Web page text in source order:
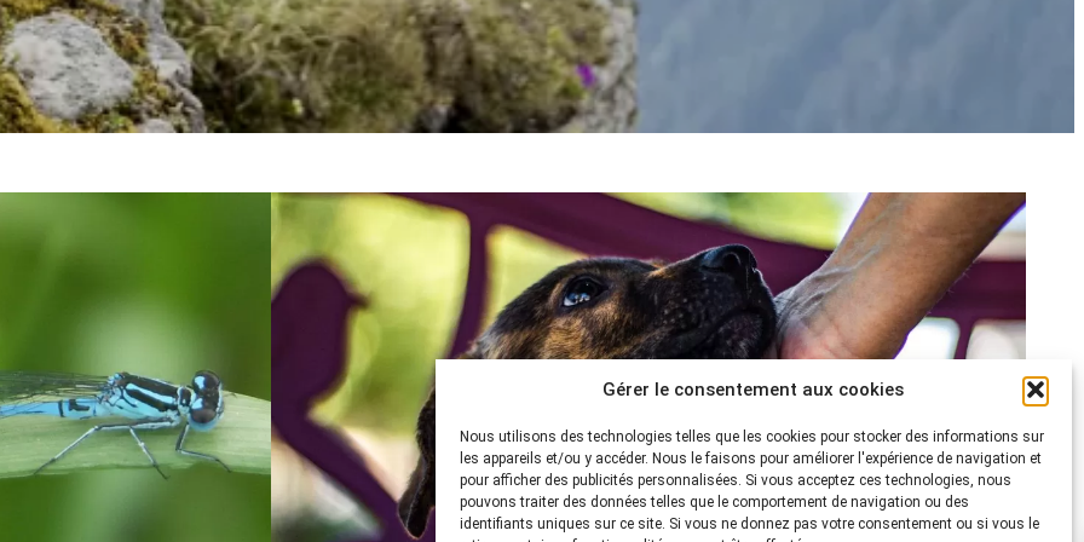
Gérer le consentement aux cookies
Nous utilisons des technologies telles que les cookies pour stocker des informations sur
les appareils et/ou y accéder. Nous le faisons pour améliorer l'expérience de navigation et
pour afficher des publicités personnalisées. Si vous acceptez ces technologies, nous
pouvons traiter des données telles que le comportement de navigation ou des
identifiants uniques sur ce site. Si vous ne donnez pas votre consentement ou si vous le